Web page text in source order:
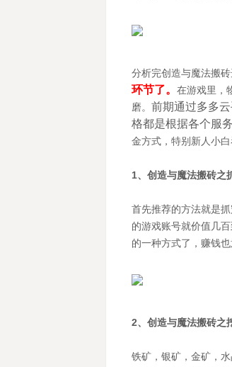
分析完创造与魔法搬
环节了。 在游戏里，
磨。 前期通过多多
格都是根据各个服
金方式，特别新人小
1、创造与魔法搬砖之
首先推荐的方法就是
的游戏账号就价值几
的一种方式了，赚钱也
2、创造与魔法搬砖之
铁矿，银矿，金矿，